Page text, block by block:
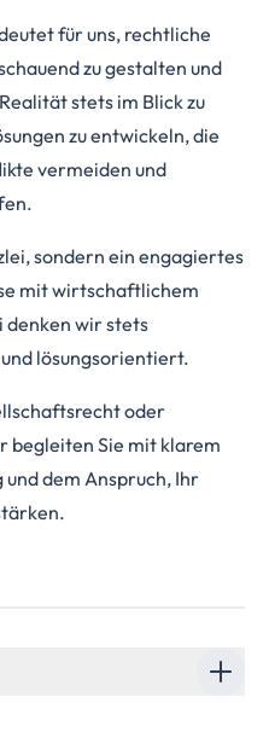
für uns, rechtliche
zu gestalten und
stets im Blick zu
zu entwickeln, die
vermeiden und
sondern ein engagiertes
mit wirtschaftlichem
denken wir stets
lösungsorientiert.
oder
begleiten Sie mit klarem
dem Anspruch, Ihr